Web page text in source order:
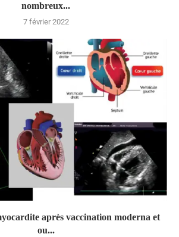
nombreux...
7 février 2022
après vaccination moderna et
ou...